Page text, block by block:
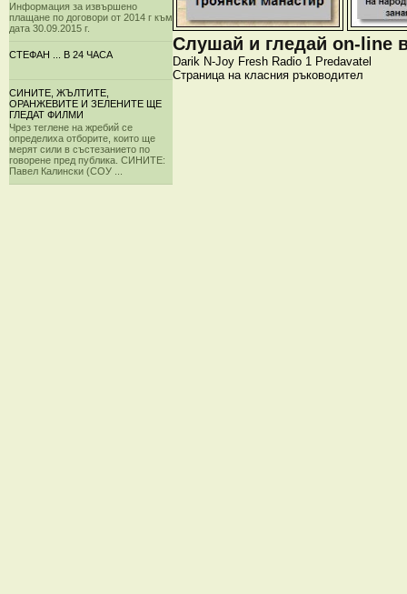
Информация за извършено
плащане по договори от 2014 г към
дата 30.09.2015 г.
СТЕФАН ... В 24 ЧАСА
СИНИТЕ, ЖЪЛТИТЕ,
ОРАНЖЕВИТЕ И ЗЕЛЕНИТЕ ЩЕ
ГЛЕДАТ ФИЛМИ
Чрез теглене на жребий се
определиха отборите, които ще
мерят сили в състезанието по
говорене пред публика. СИНИТЕ:
Павел Калински (СОУ ...
Слушай и гледай on-line
Darik N-Joy Fresh Radio 1 Predavatel
Страница на класния ръководител